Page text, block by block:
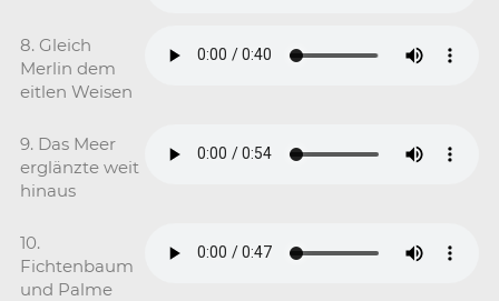
8. Gleich
Merlin dem
eitlen Weisen
9. Das Meer
erglänzte weit
hinaus
10.
Fichtenbaum
und Palme